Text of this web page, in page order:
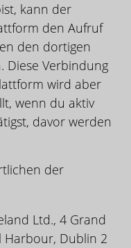
kann der
den Aufruf
den dortigen
Diese Verbindung
wird aber
wenn du aktiv
davor werden
der
Ltd., 4 Grand
Harbour, Dublin 2